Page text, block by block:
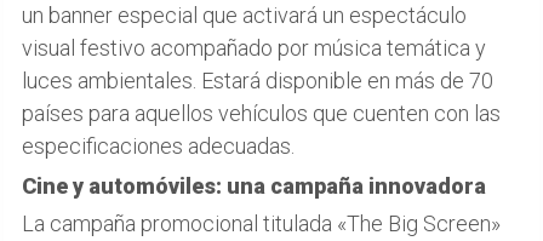
un banner especial que activará un espectáculo
visual festivo acompañado por música temática y
luces ambientales. Estará disponible en más de 70
países para aquellos vehículos que cuenten con las
especificaciones adecuadas.
Cine y automóviles: una campaña innovadora
La campaña promocional titulada «The Big Screen»